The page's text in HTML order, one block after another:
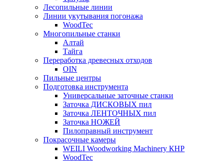
Лесопильные линии
Линии укутывания погонажа
WoodTec
Многопильные станки
Алтай
Тайга
Переработка древесных отходов
OIN
Пильные центры
Подготовка инструмента
Универсальные заточные станки
Заточка ДИСКОВЫХ пил
Заточка ЛЕНТОЧНЫХ пил
Заточка НОЖЕЙ
Пилоправный инструмент
Покрасочные камеры
WEILI Woodworking Machinery КНР
WoodTec